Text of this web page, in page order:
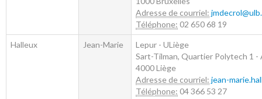
Adresse de courriel:
Téléphone: 02 650 68 19
Halleux Jean-Marie
Lepur - ULiège
Sart-Tilman, Quartier Polytech 1 -
4000Liège
Adresse de courriel: jean-
Téléphone: 04 366 53 27